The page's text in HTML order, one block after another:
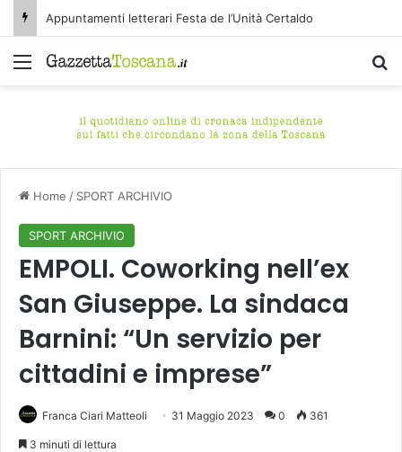
Appuntamenti letterari Festa de l’Unità Certaldo
Menu
Home / SPORT ARCHIVIO
SPORT ARCHIVIO
EMPOLI. Coworking nell’ex
San Giuseppe. La sindaca
Barnini: “Un servizio per
cittadini e imprese”
Franca Ciari Matteoli 31 Maggio 2023 0 361
3 minuti di lettura